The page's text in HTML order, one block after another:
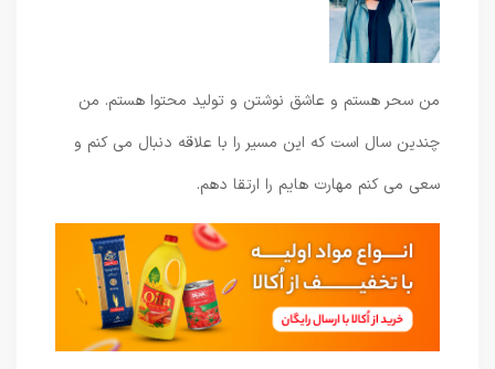
من سحر هستم و عاشق نوشتن و تولید محتوا هستم. من
چندین سال است که این مسیر را با علاقه دنبال می کنم و
سعی می کنم مهارت هایم را ارتقا دهم.